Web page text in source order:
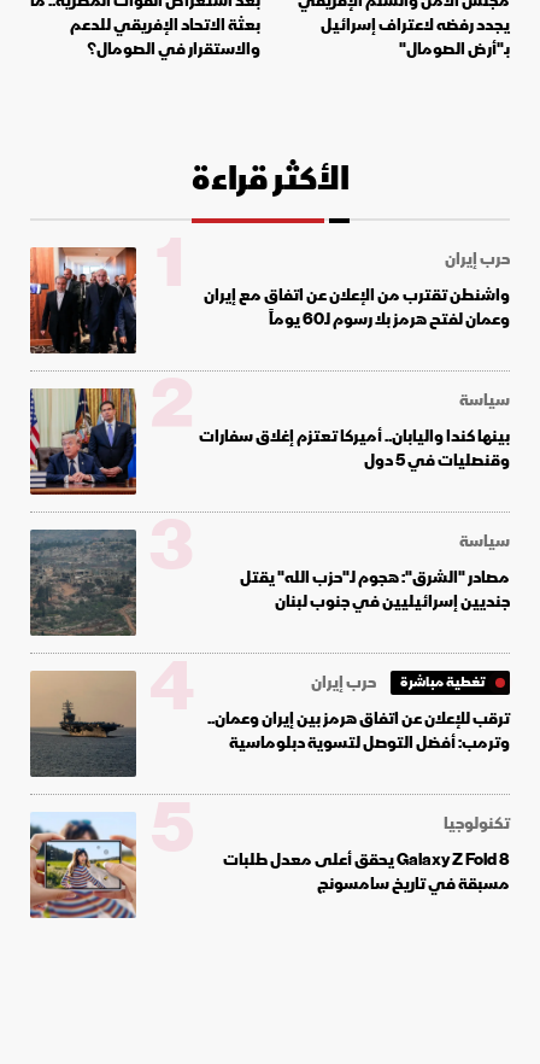
يجدد رفضه لاعتراف إسرائيل
بـ"أرض الصومال"
بعثة الاتحاد الإفريقي للدعم
والاستقرار في الصومال؟
الأكثر قراءة
حرب إيران
واشنطن تقترب من الإعلان عن اتفاق مع إيران
وعمان لفتح هرمز بلا رسوم لـ60 يوماً
1
سياسة
بينها كندا واليابان.. أميركا تعتزم إغلاق سفارات
وقنصليات في 5 دول
2
سياسة
مصادر "الشرق": هجوم لـ"حزب الله" يقتل
جنديين إسرائيليين في جنوب لبنان
3
تغطية مباشرة
حرب إيران
ترقب للإعلان عن اتفاق هرمز بين إيران وعمان..
وترمب: أفضل التوصل لتسوية دبلوماسية
4
تكنولوجيا
Galaxy Z Fold 8 يحقق أعلى معدل طلبات
مسبقة في تاريخ سامسونج
5